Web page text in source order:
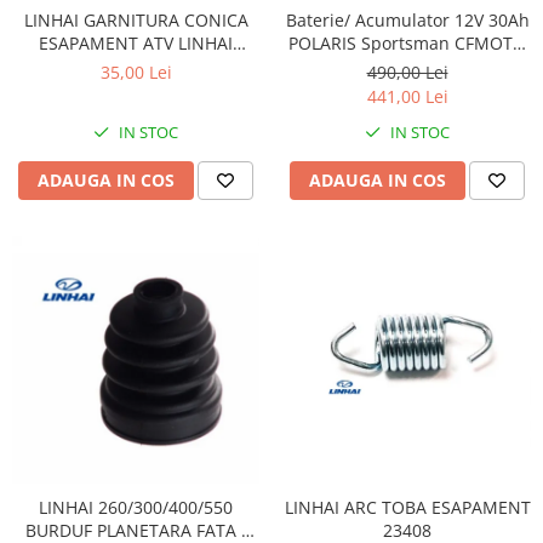
Baterii ATV
Bloc lumini
Bobina inductie
Butoane
CALCULATOR SERVO
Contacte
ELECTROMOTOR
Termostate
Protectii
Armura Moto
Gat
Genunchiere
Slidere
LINHAI GARNITURA CONICA
ESAPAMENT ATV LINHAI
260/300/400 23411 / 25222
35,00 Lei
IN STOC
ADAUGA IN COS
Baterie/ Acumulator 12V 30Ah
POLARIS Sportsman CFMOTO
400 / 450 AU / 550 / 625 / 820 /
850 / 1000 fara intretinere
490,00 Lei
441,00 Lei
IN STOC
ADAUGA IN COS
LINHAI 260/300/400/550
BURDUF PLANETARA FATA /
LINHAI ARC TOBA ESAPAMENT
23408